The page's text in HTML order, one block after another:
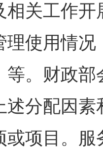
相关工作
理使用情
等。财政
述分配因
或项目。